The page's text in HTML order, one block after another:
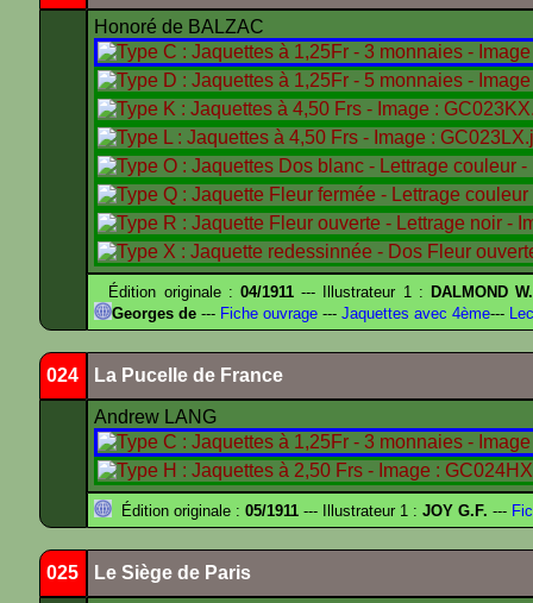
Honoré de BALZAC
Édition originale :04/1911 --- Illustrateur 1 : DALMOND W.
Georges de --- Fiche ouvrage --- Jaquettes avec 4ème---
024 La Pucelle de France
Andrew LANG
Édition originale : 05/1911 --- Illustrateur 1 : JOY G.F. ---
025 Le Siège de Paris